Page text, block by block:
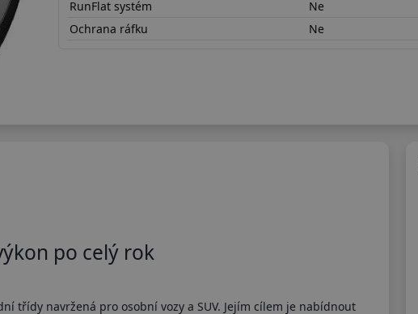
RunFlat systém
Ne
Ochrana ráfku
Ne
po celý rok
třídy navržená pro osobní vozy a SUV. Jejím cílem je nabídnout